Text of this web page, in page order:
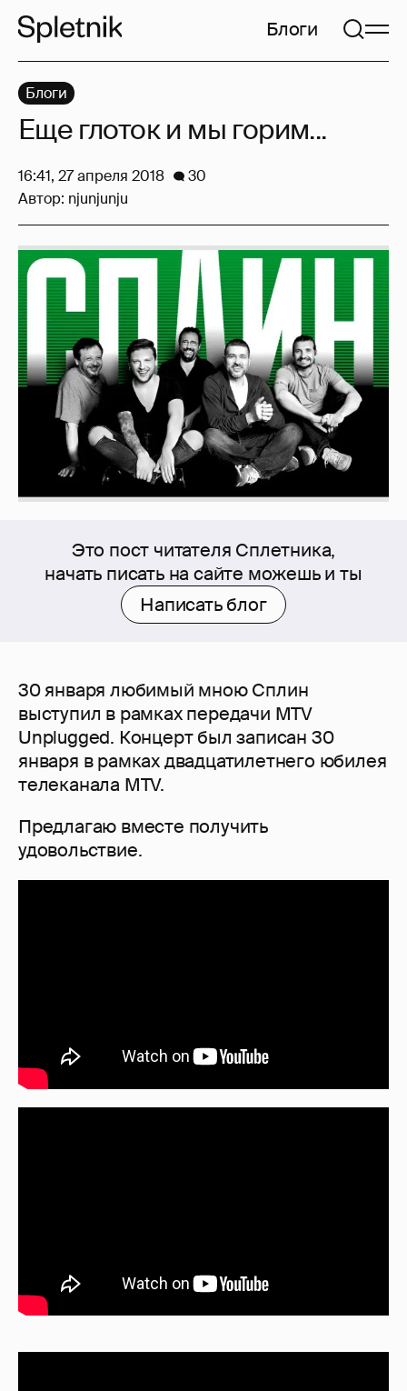
Блоги
Это пост читателя Сплетника,
начать писать на сайте можешь и ты
Написать блог
30 января любимый мною Сплин
выступил в рамках передачи MTV
Unplugged. Концерт был записан 30
января в рамках двадцатилетнего юбилея
телеканала MTV.
Предлагаю вместе получить
удовольствие.
Блоги
Еще глоток и мы горим...
16:41, 27 апреля 2018
30
Автор: njunjunju